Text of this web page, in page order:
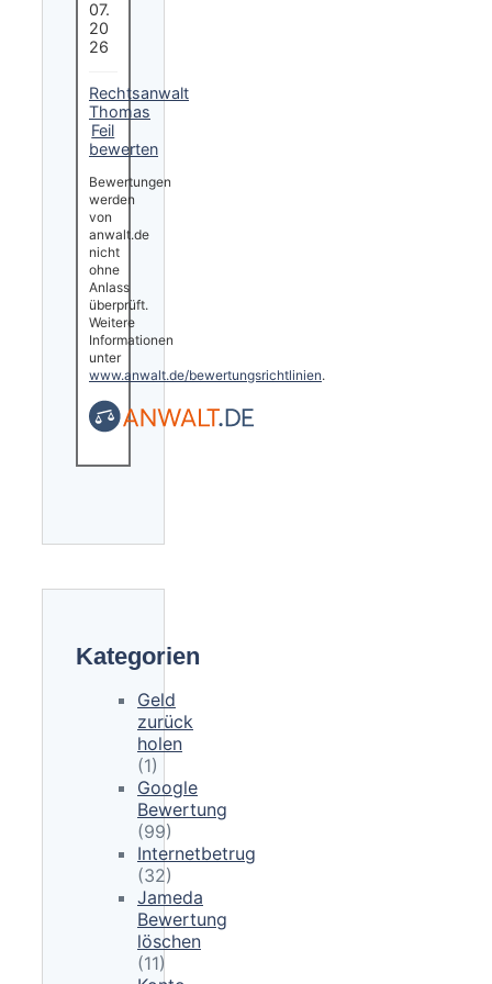
07.
20
26
Rechtsanwalt
Thomas
Feil
bewerten
Bewertungen
werden
von
anwalt.de
nicht
ohne
Anlass
überprüft.
Weitere
Informationen
unter
www.anwalt.de/bewertungsrichtlinien.
Kategorien
Geld
zurück
holen
(1)
Google
Bewertung
(99)
Internetbetrug
(32)
Jameda
Bewertung
löschen
(11)